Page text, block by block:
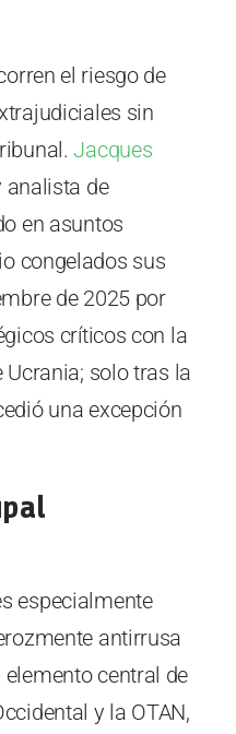
el riesgo de
sin
Jacques
analista de
en asuntos
congelados sus
de 2025 por
críticos con la
solo tras la
una excepción
especialmente
antirrusa
central de
y la OTAN,